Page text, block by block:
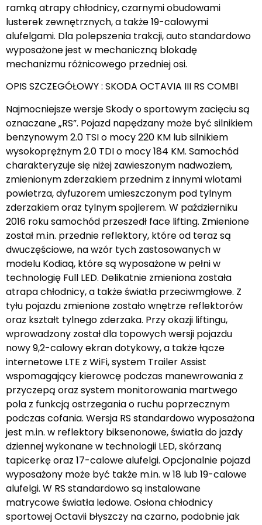
ramką atrapy chłodnicy, czarnymi obudowami
lusterek zewnętrznych, a także 19-calowymi
alufelgami. Dla polepszenia trakcji, auto standardowo
wyposażone jest w mechaniczną blokadę
mechanizmu różnicowego przedniej osi.
OPIS SZCZEGÓŁOWY : SKODA OCTAVIA III RS COMBI
Najmocniejsze wersje Skody o sportowym zacięciu są
oznaczane „RS”. Pojazd napędzany może być silnikiem
benzynowym 2.0 TSI o mocy 220 KM lub silnikiem
wysokoprężnym 2.0 TDI o mocy 184 KM. Samochód
charakteryzuje się niżej zawieszonym nadwoziem,
zmienionym zderzakiem przednim z innymi wlotami
powietrza, dyfuzorem umieszczonym pod tylnym
zderzakiem oraz tylnym spojlerem. W październiku
2016 roku samochód przeszedł face lifting. Zmienione
został m.in. przednie reflektory, które od teraz są
dwuczęściowe, na wzór tych zastosowanych w
modelu Kodiaq, które są wyposażone w pełni w
technologię Full LED. Delikatnie zmieniona została
atrapa chłodnicy, a także światła przeciwmgłowe. Z
tyłu pojazdu zmienione zostało wnętrze reflektorów
oraz kształt tylnego zderzaka. Przy okazji liftingu,
wprowadzony został dla topowych wersji pojazdu
nowy 9,2-calowy ekran dotykowy, a także łącze
internetowe LTE z WiFi, system Trailer Assist
wspomagający kierowcę podczas manewrowania z
przyczepą oraz system monitorowania martwego
pola z funkcją ostrzegania o ruchu poprzecznym
podczas cofania. Wersja RS standardowo wyposażona
jest m.in. w reflektory biksenonowe, światła do jazdy
dziennej wykonane w technologii LED, skórzaną
tapicerkę oraz 17-calowe alufelgi. Opcjonalnie pojazd
wyposażony może być także m.in. w 18 lub 19-calowe
alufelgi. W RS standardowo są instalowane
matrycowe światła ledowe. Osłona chłodnicy
sportowej Octavii błyszczy na czarno, podobnie jak